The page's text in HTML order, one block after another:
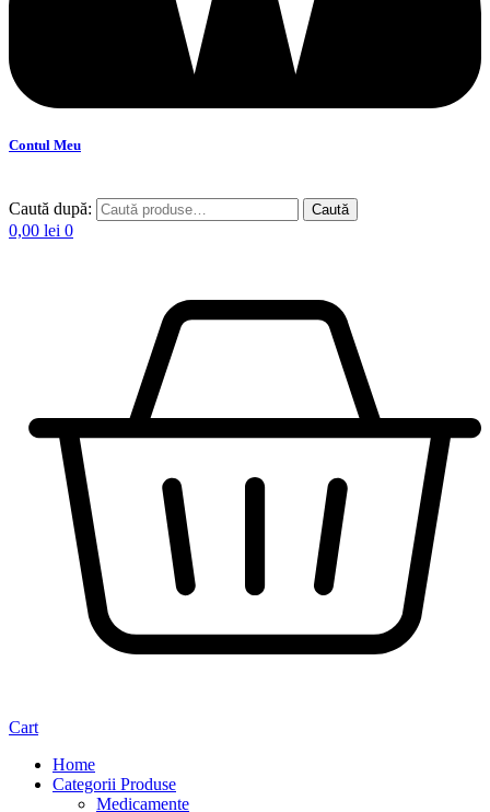
Contul Meu
Caută după: Caută
0,00 lei 0
Cart
Home
Categorii Produse
Medicamente